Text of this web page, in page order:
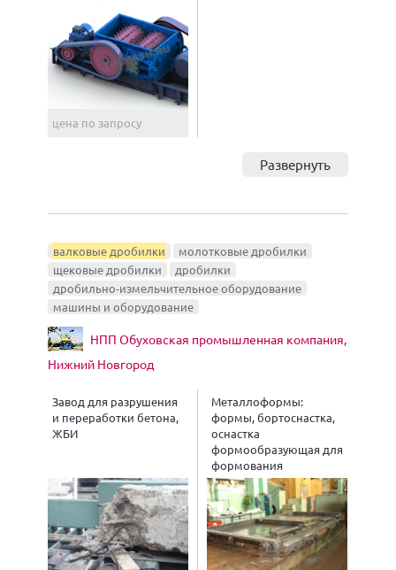
цена по запросу
Развернуть
валковые дробилки
молотковые дробилки
щековые дробилки
дробилки
дробильно-измельчительное оборудование
машины и оборудование
НПП Обуховская промышленная компания,
Нижний Новгород
Завод для разрушения
и переработки бетона,
ЖБИ
Металлоформы:
формы, бортоснастка,
оснастка
формообразующая для
формования
железобетонных
изделий (ЖБИ)